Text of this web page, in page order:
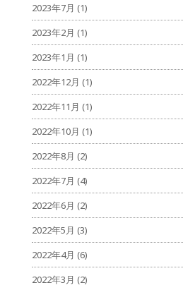
2023年7月 (1)
2023年2月 (1)
2023年1月 (1)
2022年12月 (1)
2022年11月 (1)
2022年10月 (1)
2022年8月 (2)
2022年7月 (4)
2022年6月 (2)
2022年5月 (3)
2022年4月 (6)
2022年3月 (2)